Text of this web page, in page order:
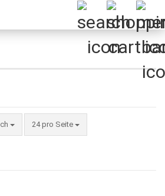
24 pro Seite
pro Seite